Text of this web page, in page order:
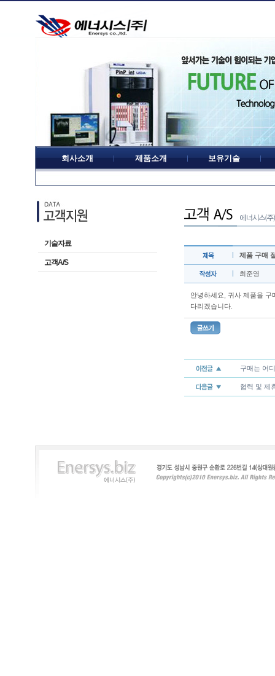
회사소개 제품소개 보유기술
기술자료
고객A/S
제품 구매
최준영
안녕하세요, 귀사 제품을
다리겠습니다.
구매는 어
협력 및 제